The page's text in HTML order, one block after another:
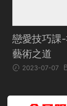
戀愛技巧課
藝術之道
2023-07-07